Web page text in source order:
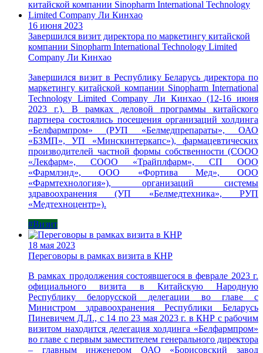
16 июня 2023
Завершился визит директора по маркетингу китайской
компании Sinopharm International Technology Limited
Company Ли Кинхао
Завершился визит в Республику Беларусь директора по
маркетингу китайской компании Sinopharm International
Technology Limited Company Ли Кинхао (12-16 июня
2023 г.). В рамках деловой программы китайского
партнера состоялись посещения организаций холдинга
«Белфармпром» (РУП «Белмедпрепараты», ОАО
«БЗМП», УП «Минскинтеркапс»), фармацевтических
производителей частной формы собственности (СООО
«Лекфарм», СООО «Трайплфарм», СП ООО
«Фармлэнд», ООО «Фортива Мед», ООО
«Фармтехнология»), организаций системы
здравоохранения (УП «Белмедтехника», РУП
«Медтехноцентр»).
#Визит
18 мая 2023
Переговоры в рамках визита в КНР
В рамках продолжения состоявшегося в феврале 2023 г.
официального визита в Китайскую Народную
Республику белорусской делегации во главе с
Министром здравоохранения Республики Беларусь
Пиневичем Д.Л., с 14 по 23 мая 2023 г. в КНР с рабочим
визитом находится делегация холдинга «Белфармпром»
во главе с первым заместителем генерального директора
– главным инженером ОАО «Борисовский завод